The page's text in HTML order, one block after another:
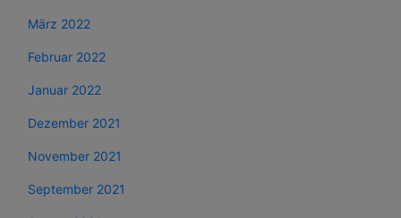
März 2022
Februar 2022
Januar 2022
Dezember 2021
November 2021
September 2021